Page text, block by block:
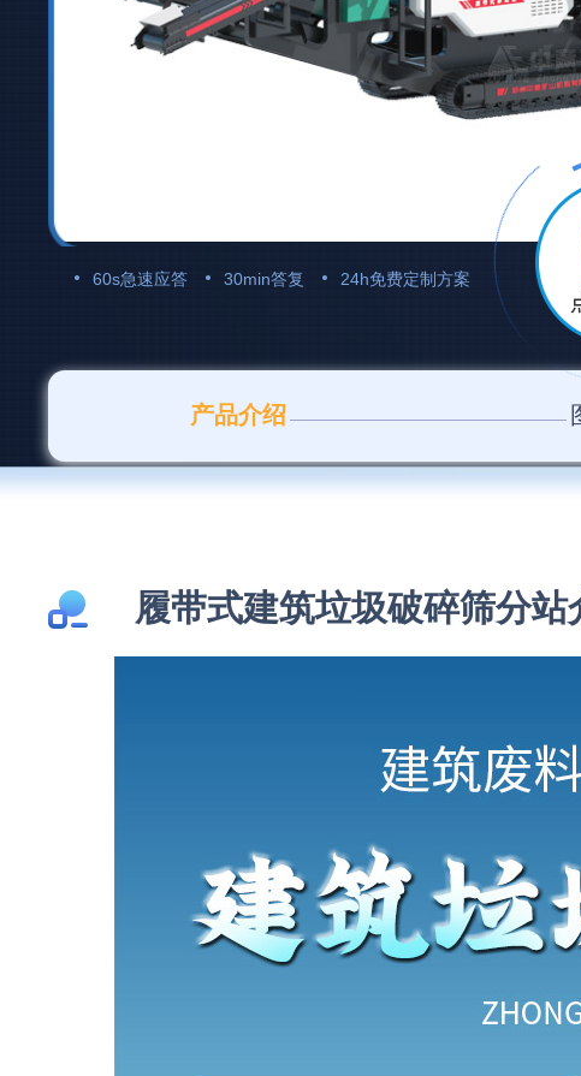
60s急速应答 30min答复 24h免费定制方案
产品介绍
履带式建筑垃圾破碎筛分站